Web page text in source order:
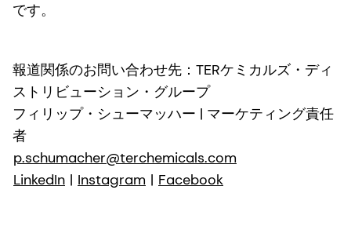
です。
報道関係のお問い合わせ先：TERケミカルズ・ディ
ストリビューション・グループ
フィリップ・シューマッハー | マーケティング責任
者
p.schumacher@terchemicals.com
LinkedIn | Instagram | Facebook